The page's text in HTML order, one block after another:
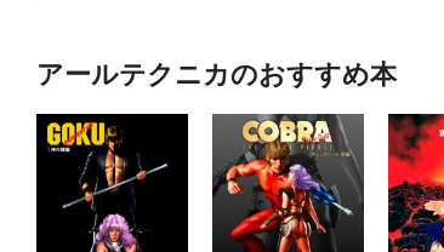
アールテクニカのおすすめ本